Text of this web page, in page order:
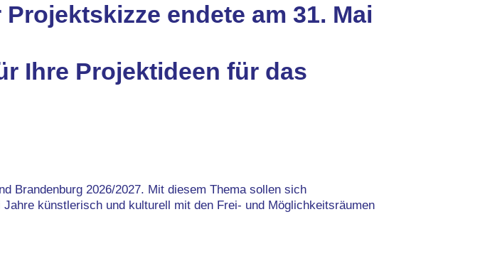
endete am 31. Mai
Ihre Projektideen für das
Brandenburg 2026/2027. Mit diesem Thema sollen sich
künstlerisch und kulturell mit den Frei- und Möglichkeitsräumen